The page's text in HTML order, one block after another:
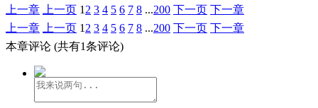
上一章
上一页 1 2 3 4 5 6 7 8 ...200 下一页 下一章
上一章
上一页 1 2 3 4 5 6 7 8 ...200 下一页 下一章
本章评论 (共有1条评论)